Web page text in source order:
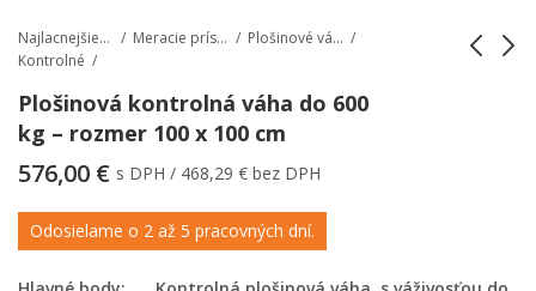
Najlacnejšiemeradlá.sk Meracie prístroje
Plošinové váhy
Kontrolné
Plošinová kontrolná váha do 600
kg – rozmer 100 x 100 cm
576,00 € s DPH / 468,29 € bez DPH
Odosielame o 2 až 5 pracovných dní.